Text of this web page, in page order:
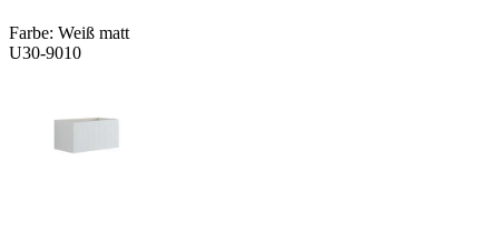
Farbe: Weiß matt
U30-9010